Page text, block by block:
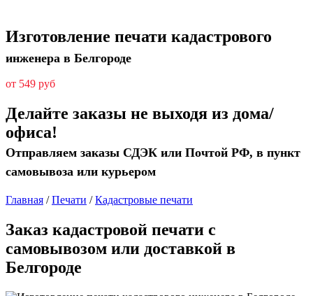
Изготовление печати кадастрового
инженера в Белгороде
от 549 руб
Делайте заказы не выходя из дома/
офиса!
Отправляем заказы СДЭК или Почтой РФ, в пункт
самовывоза или курьером
Главная /Печати /Кадастровые печати
Заказ кадастровой печати с
самовывозом или доставкой в
Белгороде